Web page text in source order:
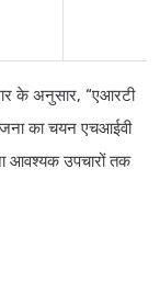
के अनुसार, “एआरटी
का चयन एचआईवी
आवश्यक उपचारों तक